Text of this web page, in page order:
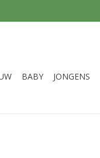
BABY JONGENS